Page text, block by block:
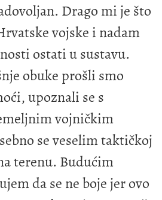
Drago mi je što
vojske i nadam
ostati u sustavu.
obuke prošli smo
upoznali se s
vojničkim
se veselim taktičkoj
terenu. Budućim
da se ne boje jer ovo